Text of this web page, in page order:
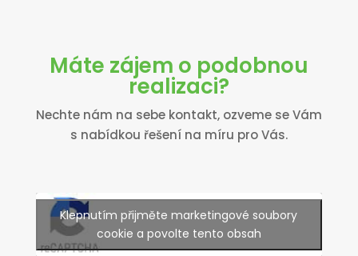
Máte zájem o podobnou
realizaci?
Nechte nám na sebe kontakt, ozveme se Vám
s nabídkou řešení na míru pro Vás.
Klepnutím přijměte marketingové soubory
cookie a povolte tento obsah